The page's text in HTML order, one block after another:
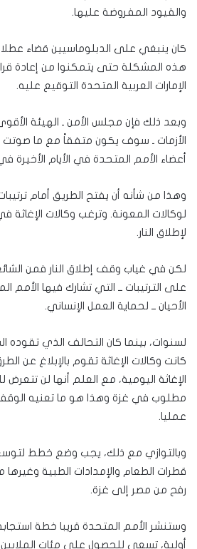
والقيود المفروضة عليها.
كان ينبغي على الدبلوماسيين قضاء
هذه المشكلة حتى يتمكنوا من إعادة
الإمارات العربية المتحدة التوقيع عليه.
وبعد ذلك فإن مجلس الأمن ـ الهيئة
الأزمات ـ سوف يكون متفقاً مع ما صوتت
أعضاء الأمم المتحدة في الأيام الأخيرة
وهذا من شأنه أن يفتح الطريق أمام
لوكالات المعونة. وترغب وكالات
لإطلاق النار.
لكن في غياب وقف إطلاق النار فمن
على الترتيبات ــ التي تشارك فيها الأمم
الأحيان ــ لحماية العمل الإنساني.
لسنوات، بينما كان التحالف الذي
كانت وكالات الإغاثة تقوم بالإبلاغ عن
الإغاثة اليومية، مع العلم أنها لن
مطلوب في غزة وهذا هو ما تعنيه
عمليا.
وبالتوازي مع ذلك، يجب وضع خطط
قطرات الطعام والإمدادات الطبية وغيرها
رفح من مصر إلى غزة.
وستنشر الأمم المتحدة قريبا خطة
أولية، تسعى للحصول على مئات الملايين